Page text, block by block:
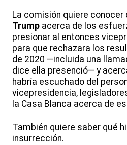
La comisión quiere conocer
Trump acerca de los
presionar al entonces
para que rechazara los
de 2020 —incluida una
dice ella presenció— y
habría escuchado del
vicepresidencia,
la Casa Blanca acerca de
También quiere saber qué
insurrección.